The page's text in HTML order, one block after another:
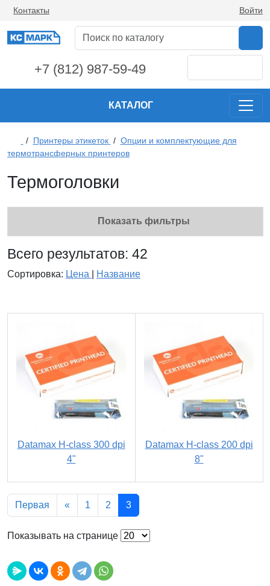
Контакты Войти
+7 (812) 987-59-49
КАТАЛОГ
/ Принтеры этикеток / Опции и комплектующие для
термотрансферных принтеров
Термоголовки
Показать фильтры
Всего результатов: 42
Сортировка: Цена Название
Datamax H-class 300 dpi
4"
Datamax H-class 200 dpi
8"
Первая « 1 2 3
Показывать на странице